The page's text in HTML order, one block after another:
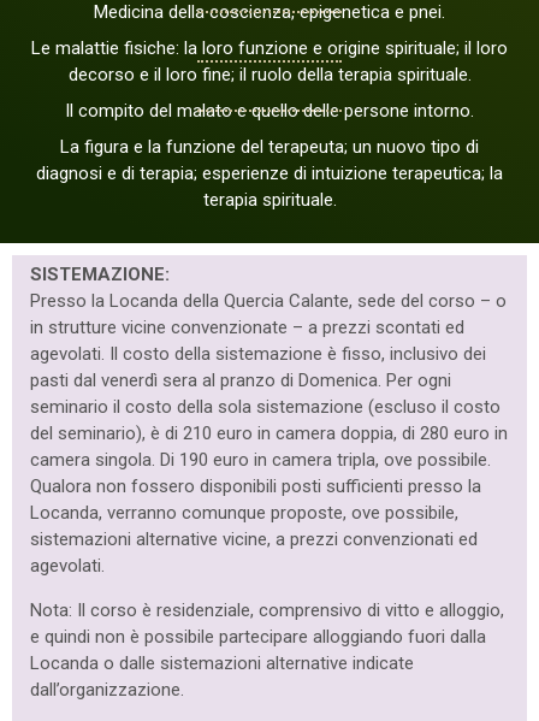
Medicina della coscienza, epigenetica e pnei.
Le malattie fisiche: la loro funzione e origine spirituale; il loro
decorso e il loro fine; il ruolo della terapia spirituale.
Il compito del malato e quello delle persone intorno.
La figura e la funzione del terapeuta; un nuovo tipo di
diagnosi e di terapia; esperienze di intuizione terapeutica; la
terapia spirituale.
SISTEMAZIONE:
Presso la Locanda della Quercia Calante, sede del corso – o
in strutture vicine convenzionate – a prezzi scontati ed
agevolati. Il costo della sistemazione è fisso, inclusivo dei
pasti dal venerdì sera al pranzo di Domenica. Per ogni
seminario il costo della sola sistemazione (escluso il costo
del seminario), è di 210 euro in camera doppia, di 280 euro in
camera singola. Di 190 euro in camera tripla, ove possibile.
Qualora non fossero disponibili posti sufficienti presso la
Locanda, verranno comunque proposte, ove possibile,
sistemazioni alternative vicine, a prezzi convenzionati ed
agevolati.
Nota: Il corso è residenziale, comprensivo di vitto e alloggio,
e quindi non è possibile partecipare alloggiando fuori dalla
Locanda o dalle sistemazioni alternative indicate
dall’organizzazione.